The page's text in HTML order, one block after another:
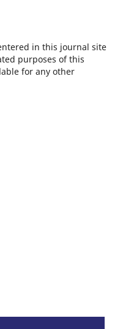
in this journal site
purposes of this
for any other